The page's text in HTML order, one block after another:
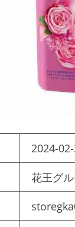
2024-
花王グ